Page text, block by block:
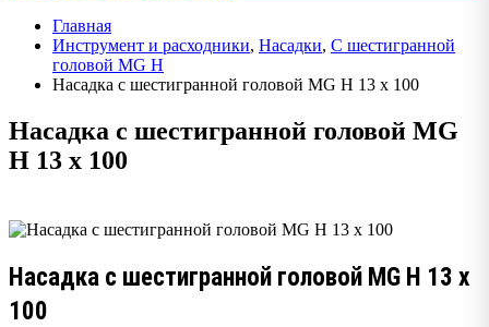
Главная
Инструмент и расходники, Насадки, С шестигранной
головой MG H
Насадка с шестигранной головой MG H 13 x 100
Насадка с шестигранной головой MG
H 13 x 100
Насадка с шестигранной головой MG H 13 x
100